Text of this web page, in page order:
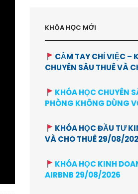
KHÓA HỌC MỚI
CẦM TAY CHỈ VIỆC –
CHUYÊN SÂU THUÊ VÀ
KHÓA HỌC CHUYÊN
PHÒNG KHÔNG DÙNG
KHÓA HỌC ĐẦU TƯ
VÀ CHO THUÊ 29/08/
KHÓA HỌC KINH
AIRBNB 29/08/2026